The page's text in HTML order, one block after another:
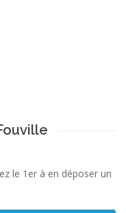
le 1er à en déposer un